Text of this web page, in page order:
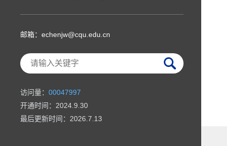
邮箱： echenjw@cqu.edu.cn
访问量： 00047997
开通时间： 2024 9 30
最后更新时间： 2026 7 13